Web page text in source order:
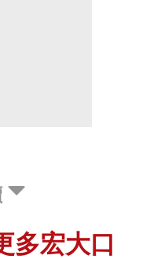
多宏大口